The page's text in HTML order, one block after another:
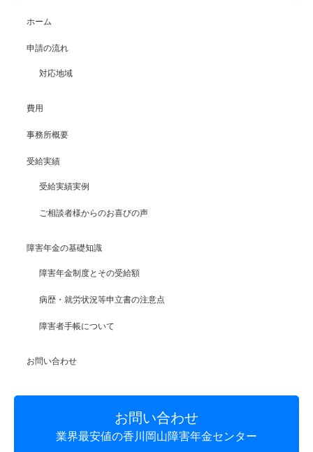
ホーム
申請の流れ
対応地域
費用
事務所概要
受給実績
受給実績実例
ご相談者様からのお喜びの声
障害年金の基礎知識
障害年金制度とその受給額
病歴・就労状況等申立書の注意点
障害者手帳について
お問い合わせ
お問い合わせ
業界最安値の香川岡山障害年金センター